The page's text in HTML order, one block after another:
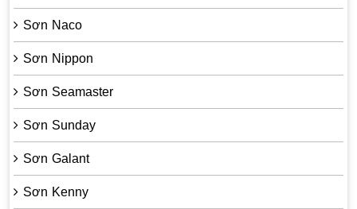
Sơn Naco
Sơn Nippon
Sơn Seamaster
Sơn Sunday
Sơn Galant
Sơn Kenny